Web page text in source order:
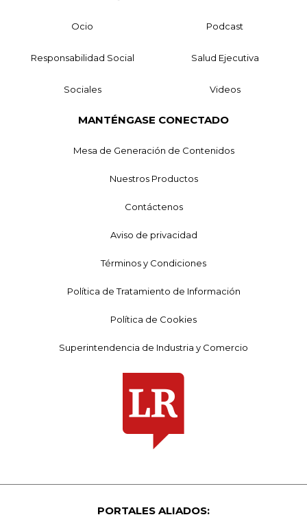
Ocio Podcast
Responsabilidad Social Salud Ejecutiva
Sociales Videos
MANTÉNGASE CONECTADO
Mesa de Generación de Contenidos
Nuestros Productos
Contáctenos
Aviso de privacidad
Términos y Condiciones
Política de Tratamiento de Información
Política de Cookies
Superintendencia de Industria y Comercio
PORTALES ALIADOS: